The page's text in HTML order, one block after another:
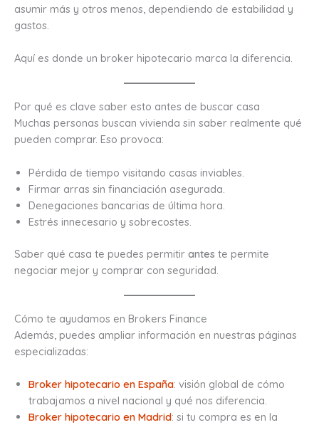
asumir más y otros menos, dependiendo de estabilidad y
gastos.
Aquí es donde un broker hipotecario marca la diferencia.
Por qué es clave saber esto antes de buscar casa
Muchas personas buscan vivienda sin saber realmente qué
pueden comprar. Eso provoca:
Pérdida de tiempo visitando casas inviables.
Firmar arras sin financiación asegurada.
Denegaciones bancarias de última hora.
Estrés innecesario y sobrecostes.
Saber qué casa te puedes permitir antes te permite
negociar mejor y comprar con seguridad.
Cómo te ayudamos en Brokers Finance
Además, puedes ampliar información en nuestras páginas
especializadas:
Broker hipotecario en España: visión global de cómo
trabajamos a nivel nacional y qué nos diferencia.
Broker hipotecario en Madrid: si tu compra es en la